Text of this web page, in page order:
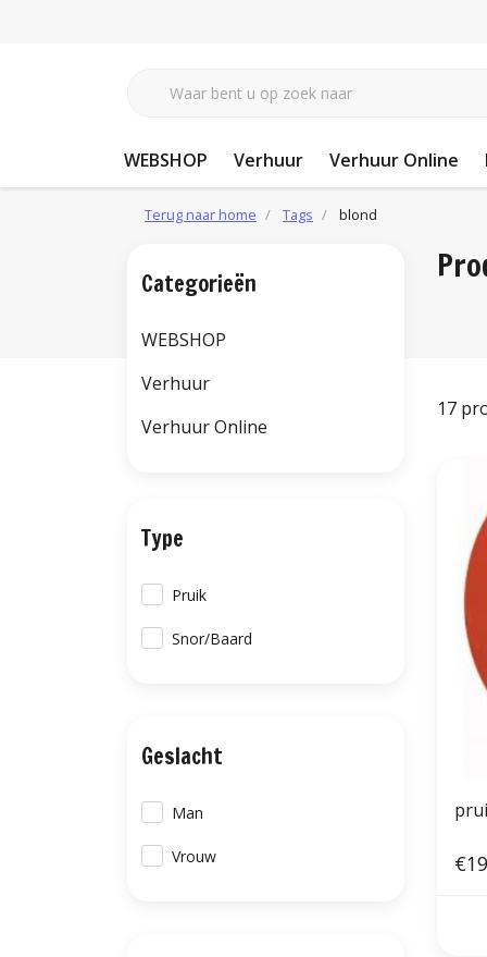
WEBSHOP Verhuur Verhuur Online
Terug naar home Tags blond
17
Categorieën
WEBSHOP
Verhuur
Verhuur Online
Type
Pruik
Snor/Baard
Geslacht
Man
Vrouw